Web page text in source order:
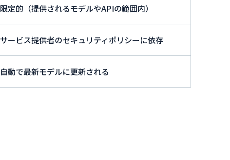
限定的（提供されるモデルやAPIの範囲内）
サービス提供者のセキュリティポリシーに依存
自動で最新モデルに更新される